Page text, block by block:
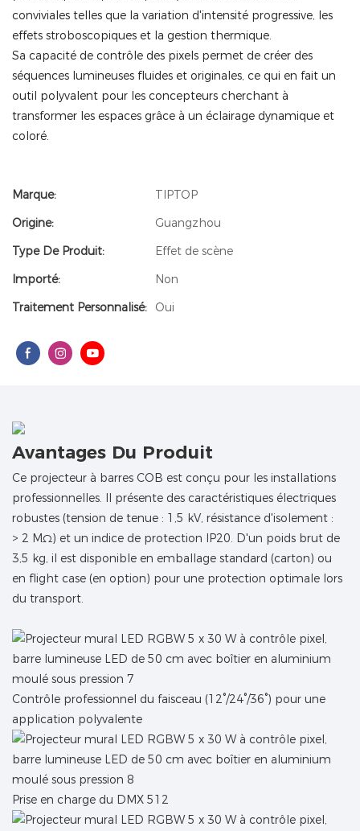
conviviales telles que la variation d'intensité progressive, les
effets stroboscopiques et la gestion thermique.
Sa capacité de contrôle des pixels permet de créer des
séquences lumineuses fluides et originales, ce qui en fait un
outil polyvalent pour les concepteurs cherchant à
transformer les espaces grâce à un éclairage dynamique et
coloré.
Marque:
TIPTOP
Origine:
Guangzhou
Type De Produit:
Effet de scène
Importé:
Non
Traitement Personnalisé:
Oui
Avantages Du Produit
Ce projecteur à barres COB est conçu pour les installations
professionnelles. Il présente des caractéristiques électriques
robustes (tension de tenue : 1,5 kV, résistance d'isolement :
> 2 MΩ) et un indice de protection IP20. D'un poids brut de
3,5 kg, il est disponible en emballage standard (carton) ou
en flight case (en option) pour une protection optimale lors
du transport.
Contrôle professionnel du faisceau (12°/24°/36°) pour une
application polyvalente
Prise en charge du DMX 512